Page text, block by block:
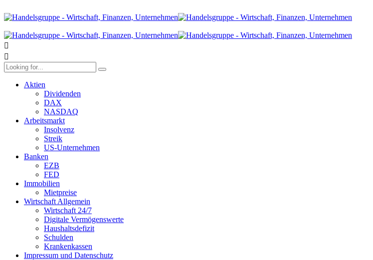
Aktien
Dividenden
DAX
NASDAQ
Arbeitsmarkt
Insolvenz
Streik
US-Unternehmen
Banken
EZB
FED
Immobilien
Mietpreise
Wirtschaft Allgemein
Wirtschaft 24/7
Digitale Vermögenswerte
Haushaltsdefizit
Schulden
Krankenkassen
Impressum und Datenschutz